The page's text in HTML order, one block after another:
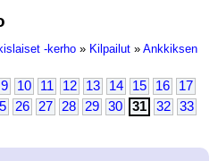
-kerho » Kilpailut » Ankkiksen
9 10 11 12 13 14 15 16
17
26 27 28 29 30 31 32
33